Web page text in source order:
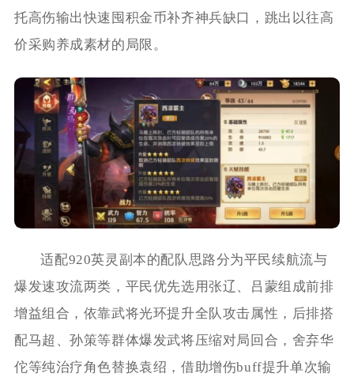
托高伤输出快速囤积金币补齐神兵缺口，跳出以往高
价采购养成素材的局限。
适配920英灵副本的配队思路分为平民续航流与
爆发速攻流两类，平民优先选用张辽、吕蒙组成前排
增益组合，依靠武将光环提升全队攻击属性，后排搭
配马超、孙策等群体爆发武将压缩对局回合，舍弃华
佗等纯治疗角色替换袁绍，借助增伤buff提升单次输